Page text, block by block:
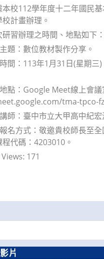
校112學年度十二年國民
計畫辦理。
習辦理之時間、地點如下：
：數位教材製作分享。
：113年1月31日(星期三)
：Google Meet線上會議
tma-tpco-
：臺中市立大甲高中紀宏
方式：敬邀貴校師長至全
代碼：4203010。
171
片